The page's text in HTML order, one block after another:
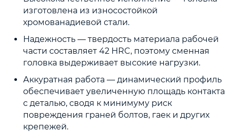
изготовлена из износостойкой
хромованадиевой стали.
Надежность — твердость материала рабочей
части составляет 42 HRC, поэтому сменная
головка выдерживает высокие нагрузки.
Аккуратная работа — динамический профиль
обеспечивает увеличенную площадь контакта
с деталью, сводя к минимуму риск
повреждения граней болтов, гаек и других
крепежей.